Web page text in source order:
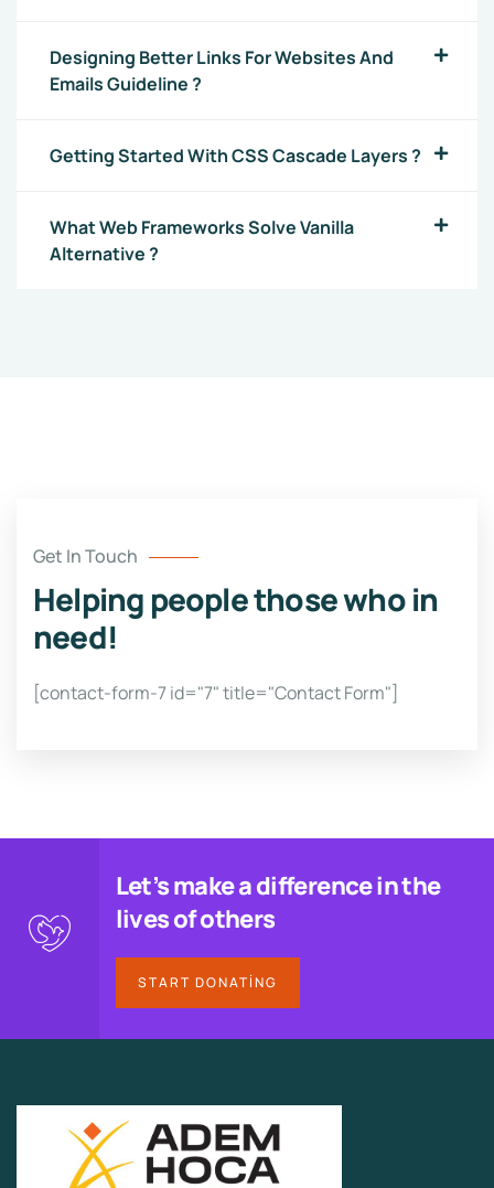
Designing Better Links For Websites And
Emails Guideline ?
Getting Started With CSS Cascade Layers ?
What Web Frameworks Solve Vanilla
Alternative ?
Get In Touch
Helping people those who in
need!
[contact-form-7 id="7" title="Contact Form"]
Let’s make a difference in the
lives of others
START DONATING